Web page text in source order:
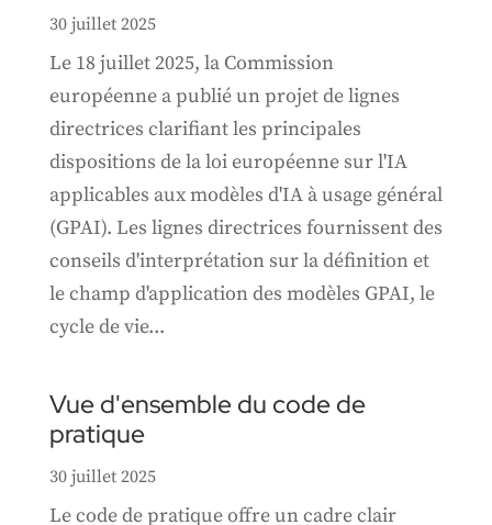
30 juillet 2025
Le 18 juillet 2025, la Commission
européenne a publié un projet de lignes
directrices clarifiant les principales
dispositions de la loi européenne sur l'IA
applicables aux modèles d'IA à usage général
(GPAI). Les lignes directrices fournissent des
conseils d'interprétation sur la définition et
le champ d'application des modèles GPAI, le
cycle de vie...
Vue d'ensemble du code de
pratique
30 juillet 2025
Le code de pratique offre un cadre clair